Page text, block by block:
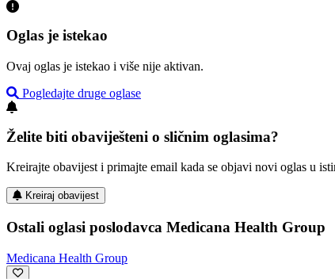
Oglas je istekao
Ovaj oglas je istekao i više nije aktivan.
Pogledajte druge oglase
Želite biti obaviješteni o sličnim oglasima?
Kreirajte obavijest i primajte email kada se objavi novi oglas u
Kreiraj obavijest
Ostali oglasi poslodavca Medicana Health Group
Medicana Health Group